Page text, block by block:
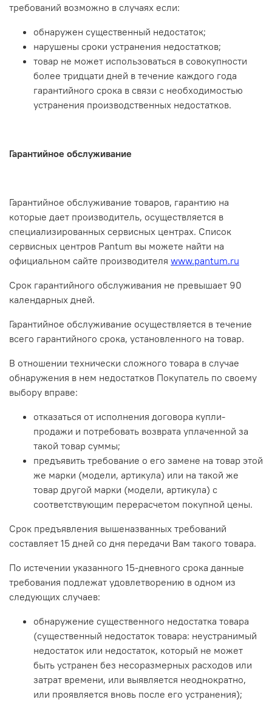
требований возможно в случаях если:
обнаружен существенный недостаток;
нарушены сроки устранения недостатков;
товар не может использоваться в совокупности
более тридцати дней в течение каждого года
гарантийного срока в связи с необходимостью
устранения производственных недостатков.
Гарантийное обслуживание
Гарантийное обслуживание товаров, гарантию на
которые дает производитель, осуществляется в
специализированных сервисных центрах. Список
сервисных центров Pantum вы можете найти на
официальном сайте производителя www.pantum.ru
Срок гарантийного обслуживания не превышает 90
календарных дней.
Гарантийное обслуживание осуществляется в течение
всего гарантийного срока, установленного на товар.
В отношении технически сложного товара в случае
обнаружения в нем недостатков Покупатель по своему
выбору вправе:
отказаться от исполнения договора купли-
продажи и потребовать возврата уплаченной за
такой товар суммы;
предъявить требование о его замене на товар этой
же марки (модели, артикула) или на такой же
товар другой марки (модели, артикула) с
соответствующим перерасчетом покупной цены.
Срок предъявления вышеназванных требований
составляет 15 дней со дня передачи Вам такого товара.
По истечении указанного 15-дневного срока данные
требования подлежат удовлетворению в одном из
следующих случаев:
обнаружение существенного недостатка товара
(существенный недостаток товара: неустранимый
недостаток или недостаток, который не может
быть устранен без несоразмерных расходов или
затрат времени, или выявляется неоднократно,
или проявляется вновь после его устранения);